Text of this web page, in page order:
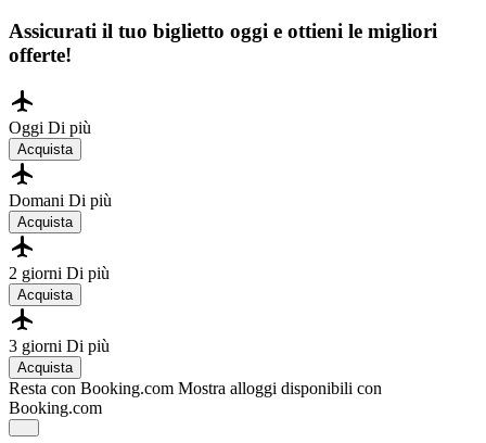
Assicurati il ​​tuo biglietto oggi e ottieni le migliori
offerte!
Oggi Di più
Acquista
Domani Di più
Acquista
2 giorni Di più
Acquista
3 giorni Di più
Acquista
Resta con Booking.com Mostra alloggi disponibili con
Booking.com